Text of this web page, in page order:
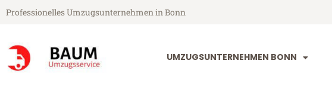
Professionelles Umzugsunternehmen in Bonn
UMZUGSUNTERNEHMEN BONN